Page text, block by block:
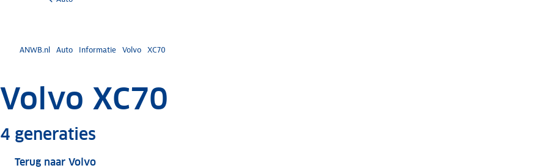
ANWB.nl Auto Informatie Volvo XC70
Volvo XC70
4 generaties
Terug naar Volvo